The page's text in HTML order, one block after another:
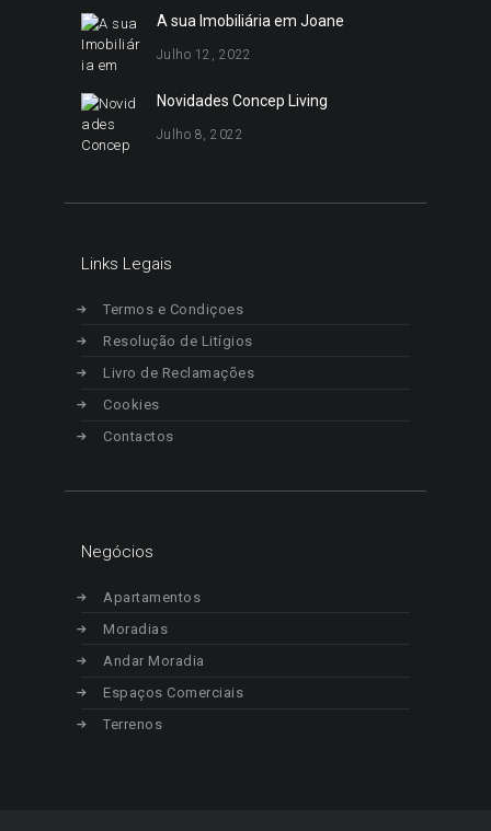
A sua Imobiliária em Joane
Julho 12, 2022
Novidades Concep Living
Julho 8, 2022
Links Legais
Termos e Condiçoes
Resolução de Litígios
Livro de Reclamações
Cookies
Contactos
Negócios
Apartamentos
Moradias
Andar Moradia
Espaços Comerciais
Terrenos